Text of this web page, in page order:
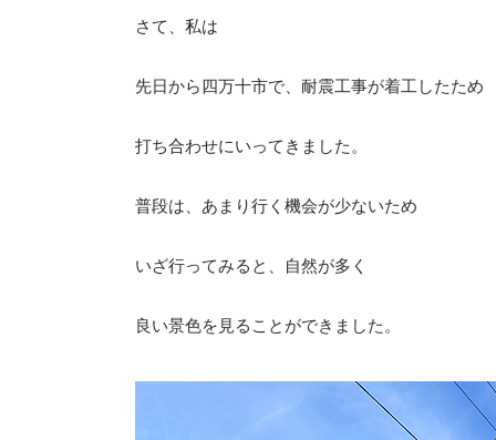
さて、私は
先日から四万十市で、耐震工事が着工したため
打ち合わせにいってきました。
普段は、あまり行く機会が少ないため
いざ行ってみると、自然が多く
良い景色を見ることができました。